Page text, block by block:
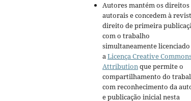
Autores mantém os direitos
autorais e concedem à
direito de primeira
com o trabalho
simultaneamente
aLicença Creative
Attributionque permite o
compartilhamento do
com reconhecimento da
e publicação inicial nesta